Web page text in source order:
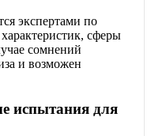
экспертами по
сферы
сомнений
и возможен
испытания для